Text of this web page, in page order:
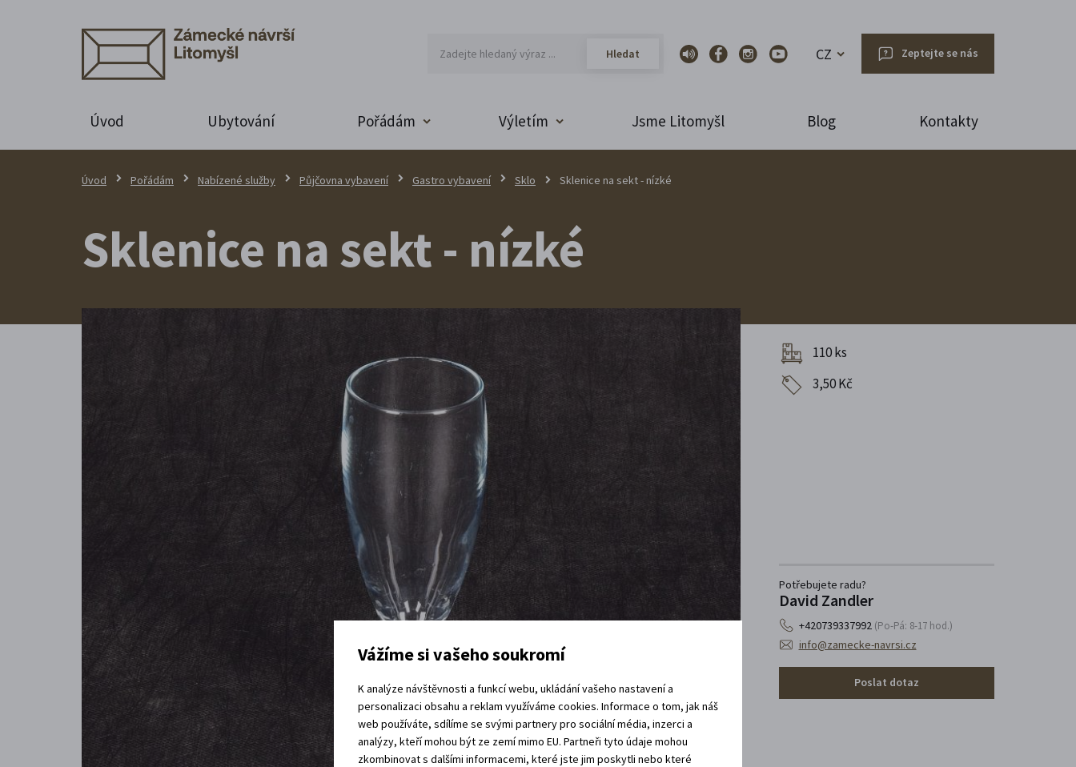
CZ Zeptejte se nás
Úvod Ubytování Pořádám Výletím Jsme Litomyšl Blog Kontakty
Úvod Pořádám Nabízené služby Půjčovna vybavení Gastro vybavení Sklo Sklenice na sekt - nízké
Sklenice na sekt - nízké
110 ks
3,50 Kč
Potřebujete radu?
David Zandler
+420739337992 (Po-Pá: 8-17 hod.)
info@zamecke-navrsi.cz
Poslat dotaz
Vážíme si vašeho soukromí
K analýze návštěvnosti a funkcí webu, ukládání vašeho nastavení a
personalizaci obsahu a reklam využíváme cookies. Informace o tom, jak náš
web používáte, sdílíme se svými partnery pro sociální média, inzerci a
analýzy, kteří mohou být ze zemí mimo EU. Partneři tyto údaje mohou
zkombinovat s dalšími informacemi, které jste jim poskytli nebo které